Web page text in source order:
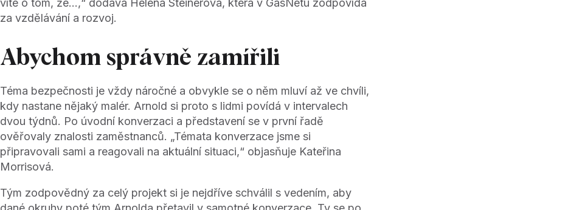
za vzdělávání a rozvoj.
Abychom správně zamířili
Téma bezpečnosti je vždy náročné a obvykle se o něm mluví až ve chvíli,
kdy nastane nějaký malér. Arnold si proto s lidmi povídá v intervalech
dvou týdnů. Po úvodní konverzaci a představení se v první řadě
ověřovaly znalosti zaměstnanců. „Témata konverzace jsme si
připravovali sami a reagovali na aktuální situaci,“ objasňuje Kateřina
Morrisová.
Tým zodpovědný za celý projekt si je nejdříve schválil s vedením, aby